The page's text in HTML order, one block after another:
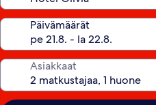
Päivämäärät
Asiakkaat